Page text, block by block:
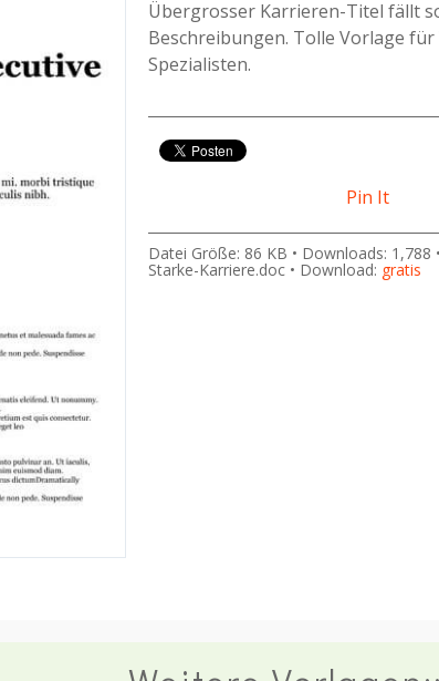
Übergrosser Karrieren-Titel fällt
Beschreibungen. Tolle Vorlage
Spezialisten.
Pin It
Datei Größe: 86 KB • Downloads:
Starke-Karriere.doc • Download: gratis